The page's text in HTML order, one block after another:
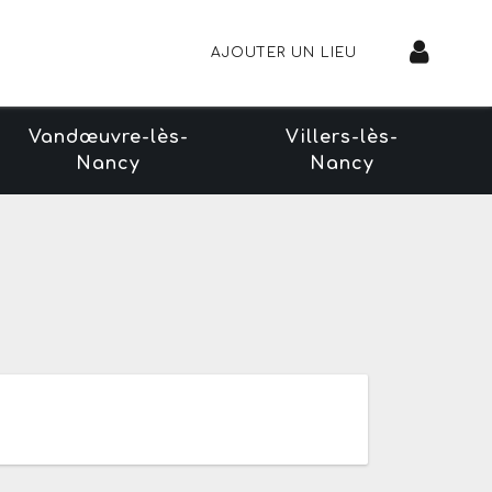
AJOUTER UN LIEU
Vandœuvre-lès-
Nancy
Villers-lès-
Nancy